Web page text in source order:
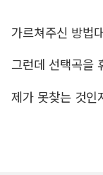
가르쳐주신 방법
그런데 선택곡을
제가 못찾는 것인